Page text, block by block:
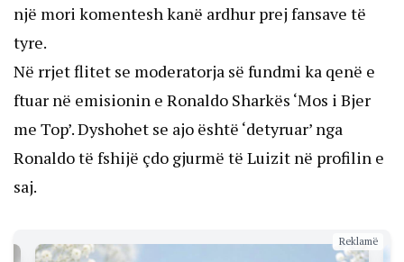
një mori komentesh kanë ardhur prej fansave të
tyre.
Në rrjet flitet se moderatorja së fundmi ka qenë e
ftuar në emisionin e Ronaldo Sharkës ‘Mos i Bjer
me Top’. Dyshohet se ajo është ‘detyruar’ nga
Ronaldo të fshijë çdo gjurmë të Luizit në profilin e
saj.
Reklamë